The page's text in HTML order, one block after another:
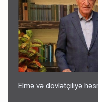
Elmə və dövlətçiliyə